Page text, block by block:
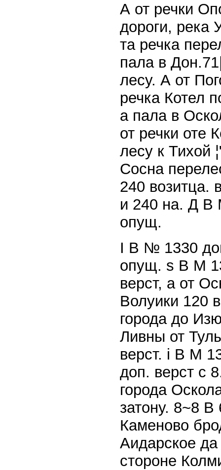
А от речки
дороги, река
та речка
пала в
лесу. А от
речка Котел
а пала в
от речки оте
лесу к Тихой
Сосна
240
и 240 на. Д В
опущ.
I В № 1330
опущ. s В М
верст, а от
Волуики 120
города до
Ливны от
верст. i В М
доп. верст с
города
затону. 8~8
Каменово
Аидарское
стороне